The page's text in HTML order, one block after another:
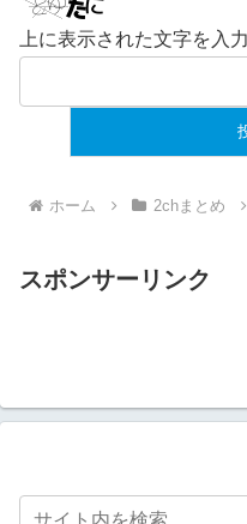
上に表示された文字を入
ホーム 2chまとめ
スポンサーリンク